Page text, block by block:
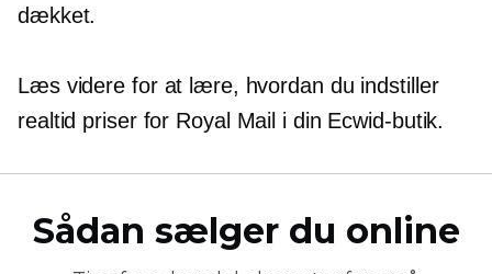
dækket.
Læs videre for at lære, hvordan du indstiller
realtid priser for Royal Mail i din Ecwid-butik.
Sådan sælger du online